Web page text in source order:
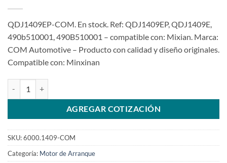
QDJ1409EP-COM. En stock. Ref: QDJ1409EP, QDJ1409E,
490b510001, 490B510001 – compatible con: Mixian. Marca:
COM Automotive – Producto con calidad y diseño originales.
Compatible con: Minxinan
AGREGAR COTIZACIÓN
SKU:6000.1409-COM
Categoría: Motor de Arranque